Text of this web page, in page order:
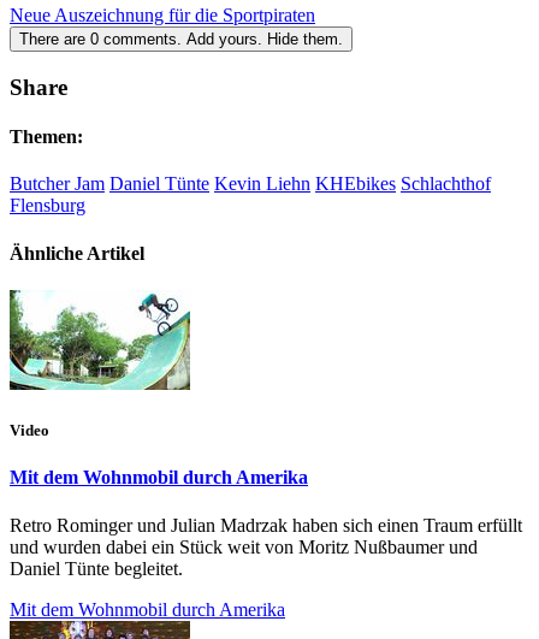
Neue Auszeichnung für die Sportpiraten
There are 0 comments. Add yours. Hide them.
Share
Themen:
Butcher Jam Daniel Tünte Kevin Liehn KHEbikes Schlachthof
Flensburg
Ähnliche Artikel
Video
Mit dem Wohnmobil durch Amerika
Retro Rominger und Julian Madrzak haben sich einen Traum erfüllt
und wurden dabei ein Stück weit von Moritz Nußbaumer und
Daniel Tünte begleitet.
Mit dem Wohnmobil durch Amerika